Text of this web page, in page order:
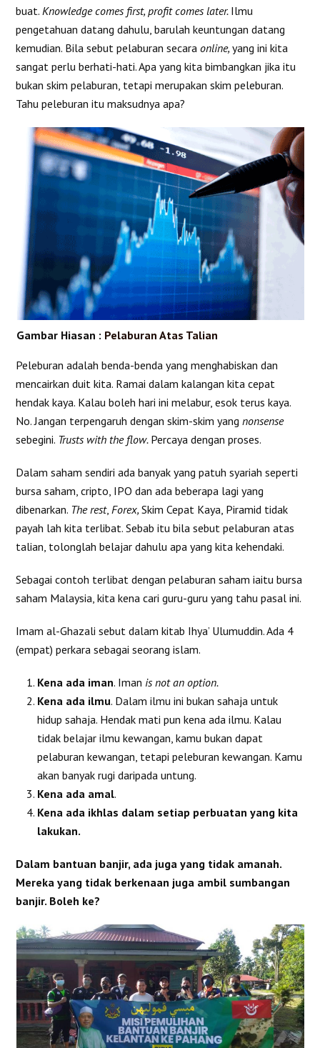
buat.Knowledge comes first, profit comes later. Ilmu
pengetahuan datang dahulu, barulah keuntungan datang
kemudian. Bila sebut pelaburan secaraonline,yang ini kita
sangat perlu berhati-hati. Apa yang kita bimbangkan jika itu
bukan skim pelaburan, tetapi merupakan skim peleburan.
Tahu peleburan itu maksudnya apa?
Gambar Hiasan : Pelaburan Atas Talian
Peleburan adalah benda-benda yang menghabiskan dan
mencairkan duit kita. Ramai dalam kalangan kita cepat
hendak kaya. Kalau boleh hari ini melabur, esok terus kaya.
No. Jangan terpengaruh dengan skim-skim yangnonsense
sebegini. Trusts with the flow. Percaya dengan proses.
Dalam saham sendiri ada banyak yang patuh syariah seperti
bursa saham, cripto, IPO dan ada beberapa lagi yang
dibenarkan. The rest,Forex,Skim Cepat Kaya, Piramid tidak
payah lah kita terlibat. Sebab itu bila sebut pelaburan atas
talian, tolonglah belajar dahulu apa yang kita kehendaki.
Sebagai contoh terlibat dengan pelaburan saham iaitu bursa
saham Malaysia, kita kena cari guru-guru yang tahu pasal ini.
Imam al-Ghazali sebut dalam kitab Ihya’ Ulumuddin. Ada 4
(empat) perkara sebagai seorang islam.
Kena ada iman. Iman is not an option.
Kena ada ilmu. Dalam ilmu ini bukan sahaja untuk
hidup sahaja. Hendak mati pun kena ada ilmu. Kalau
tidak belajar ilmu kewangan, kamu bukan dapat
pelaburan kewangan, tetapi peleburan kewangan. Kamu
akan banyak rugi daripada untung.
Kena ada amal.
Kena ada ikhlas dalam setiap perbuatan yang kita
lakukan.
Dalam bantuan banjir, ada juga yang tidak amanah.
Mereka yang tidak berkenaan juga ambil sumbangan
banjir. Boleh ke?